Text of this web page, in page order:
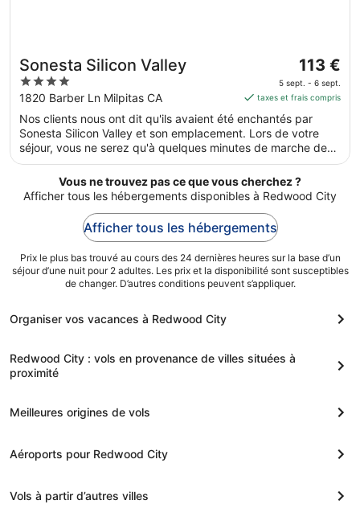
Sonesta Silicon Valley
4
out
of
5
1820 Barber Ln Milpitas CA
Le
prix
est
par
nuit
sept.
au 6
113 €
5 sept. - 6 sept.
taxes et frais compris
Nos clients nous ont dit qu'ils avaient été enchantés par
Sonesta Silicon Valley et son emplacement. Lors de votre
séjour, vous ne serez qu'à quelques minutes de marche de
Silicon Valley. Vous pourrez profiter de services et
équipements comme l'accès Wi-Fi à Internet gratuit et une
piscine extérieure, sans oublier un restaurant.
Vous ne trouvez pas ce que vous cherchez ?
Afficher tous les hébergements disponibles à Redwood City
Afficher tous les hébergements
Prix le plus bas trouvé au cours des 24 dernières heures sur la base d’un
séjour d’une nuit pour 2 adultes. Les prix et la disponibilité sont susceptibles
de changer. D’autres conditions peuvent s’appliquer.
Organiser vos vacances à Redwood City
Redwood City : vols en provenance de villes situées à
proximité
Meilleures origines de vols
Aéroports pour Redwood City
Vols à partir d’autres villes